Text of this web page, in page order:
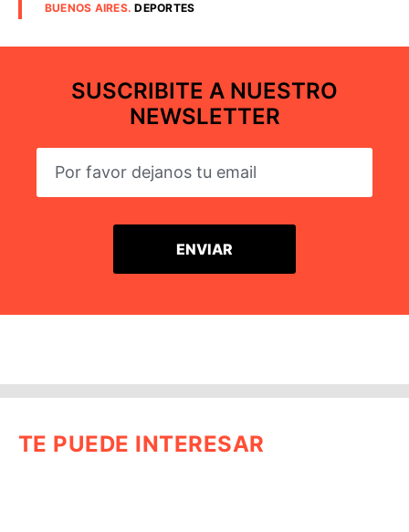
BUENOS AIRES.DEPORTES
SUSCRIBITE A NUESTRO
NEWSLETTER
TE PUEDE INTERESAR